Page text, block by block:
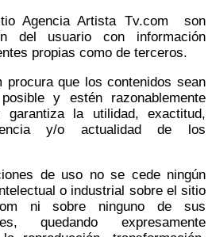
Agencia Artista Tv.com son
del usuario con información
propias como de terceros.
procura que los contenidos sean
y estén razonablemente
garantiza la utilidad, exactitud,
y/o actualidad de los
de uso no se cede ningún
o industrial sobre el sitio
ni sobre ninguno de sus
quedando expresamente